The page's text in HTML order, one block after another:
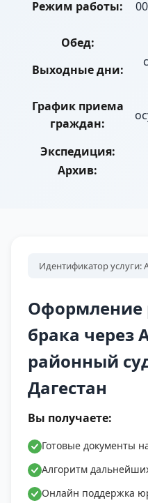
Режим работы:
Обед:
Выходные дни:
График приема
граждан:
Экспедиция:
Архив:
Идентификатор услуги:
Оформление
брака через
районный
Дагестан
Вы получаете:
Готовые документы
Алгоритм
Онлайн поддержка